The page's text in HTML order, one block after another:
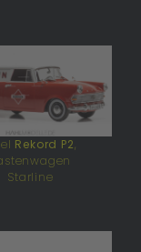
Rekord P2,
Starline